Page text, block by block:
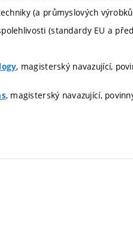
(a průmyslových
(standardy EU a
, magisterský navazující,
, magisterský navazující,